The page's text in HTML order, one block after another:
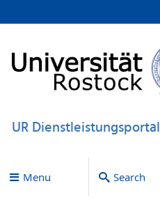
UR Dienstleistungsportal
Menu Search